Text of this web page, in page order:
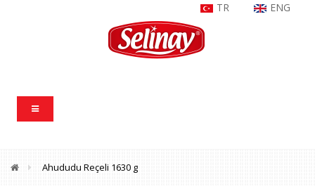
TR ENG
Ahududu Reçeli 1630 g